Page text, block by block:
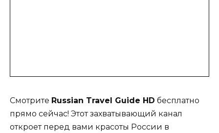
Смотрите Russian Travel Guide HD бесплатно
прямо сейчас! Этот захватывающий канал
откроет перед вами красоты России в